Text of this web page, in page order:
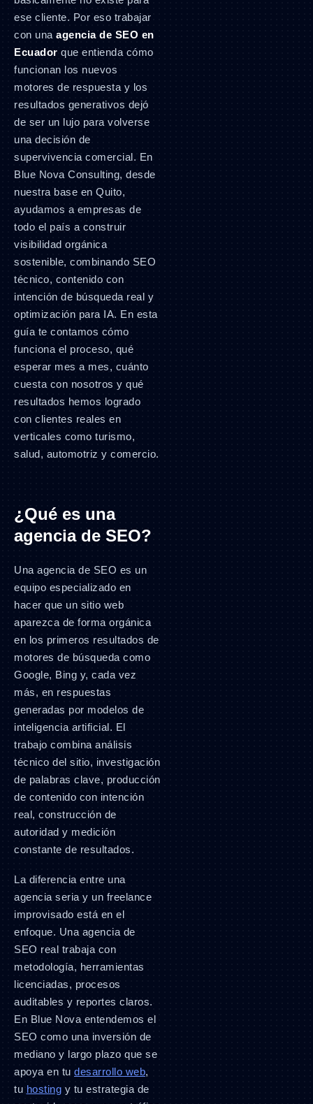
ese cliente. Por eso trabajar
con una agencia de SEO en
Ecuador que entienda cómo
funcionan los nuevos
motores de respuesta y los
resultados generativos dejó
de ser un lujo para volverse
una decisión de
supervivencia comercial. En
Blue Nova Consulting, desde
nuestra base en Quito,
ayudamos a empresas de
todo el país a construir
visibilidad orgánica
sostenible, combinando SEO
técnico, contenido con
intención de búsqueda real y
optimización para IA. En esta
guía te contamos cómo
funciona el proceso, qué
esperar mes a mes, cuánto
cuesta con nosotros y qué
resultados hemos logrado
con clientes reales en
verticales como turismo,
salud, automotriz y comercio.
¿Qué es una
agencia de SEO?
Una agencia de SEO es un
equipo especializado en
hacer que un sitio web
aparezca de forma orgánica
en los primeros resultados de
motores de búsqueda como
Google, Bing y, cada vez
más, en respuestas
generadas por modelos de
inteligencia artificial. El
trabajo combina análisis
técnico del sitio, investigación
de palabras clave, producción
de contenido con intención
real, construcción de
autoridad y medición
constante de resultados.
La diferencia entre una
agencia seria y un freelance
improvisado está en el
enfoque. Una agencia de
SEO real trabaja con
metodología, herramientas
licenciadas, procesos
auditables y reportes claros.
En Blue Nova entendemos el
SEO como una inversión de
mediano y largo plazo que se
apoya en tu desarrollo web,
tu hosting y tu estrategia de